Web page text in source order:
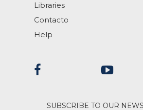
Libraries
Contacto
Help
SUBSCRIBE TO OUR